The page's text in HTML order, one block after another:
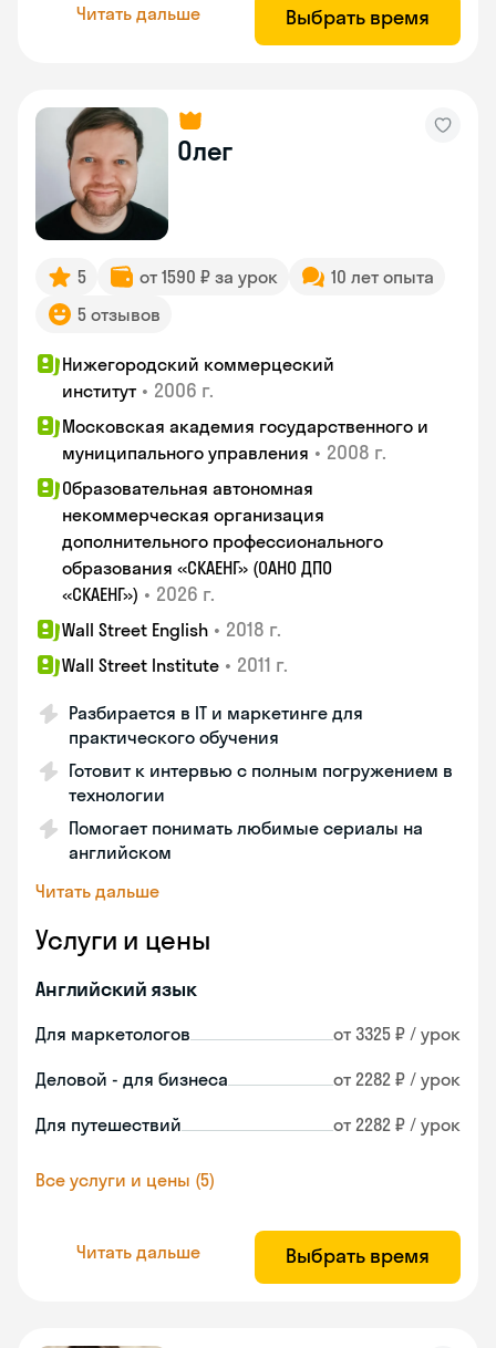
Читать дальше Выбрать время
Олег
5 от 1590 ₽ за урок
10 лет опыта
5 отзывов
Нижегородский коммерцеский
институт • 2006 г.
Московская академия государственного и
муниципального управления • 2008 г.
Образовательная автономная
некоммерческая организация
дополнительного профессионального
образования «СКАЕНГ» (ОАНО ДПО
«СКАЕНГ») • 2026 г.
Wall Street English • 2018 г.
Wall Street Institute • 2011 г.
Разбирается в IT и маркетинге для
практического обучения
Готовит к интервью с полным погружением в
технологии
Помогает понимать любимые сериалы на
английском
Читать дальше
Услуги и цены
Английский язык
Для маркетологов от 3325 ₽ / урок
Деловой - для бизнеса от 2282 ₽ / урок
Для путешествий от 2282 ₽ / урок
Все услуги и цены (5)
Читать дальше Выбрать время